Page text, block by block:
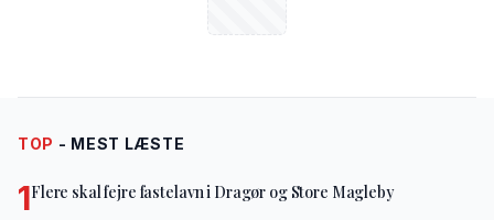
TOP - MEST LÆSTE
1Flere skal fejre fastelavn i Dragør og Store Magleby